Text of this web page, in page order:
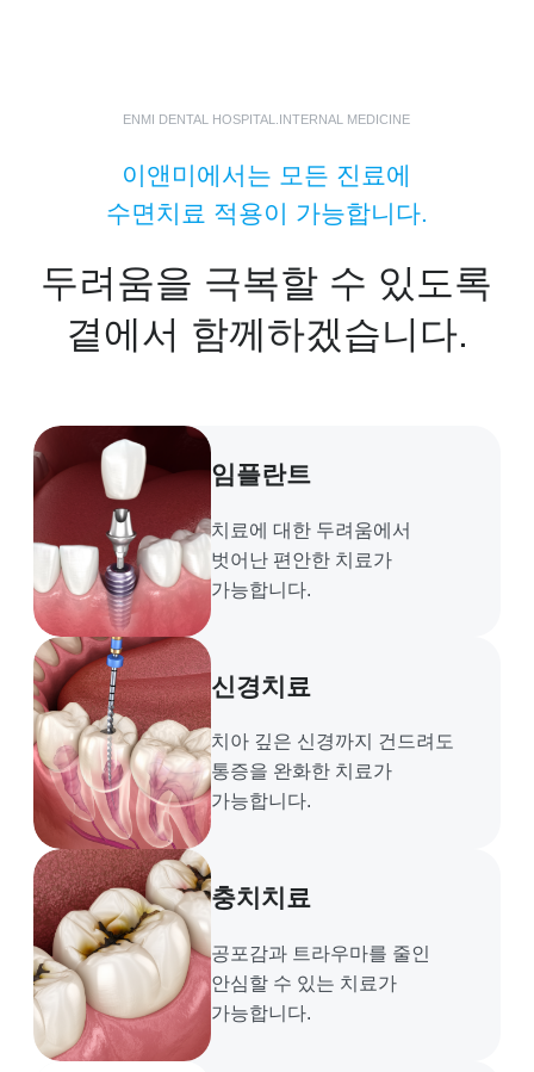
ENMI DENTAL HOSPITAL.INTERNAL MEDICINE
이앤미에서는 모든 진료에
수면치료 적용이 가능합니다.
두려움을 극복할 수 있도록
곁에서 함께하겠습니다.
임플란트
치료에 대한 두려움에서
벗어난편안한 치료가
가능합니다.
신경치료
치아 깊은 신경까지 건드려도
통증을 완화한 치료가
가능합니다.
충치치료
공포감과 트라우마를 줄인
안심할 수 있는 치료가
가능합니다.